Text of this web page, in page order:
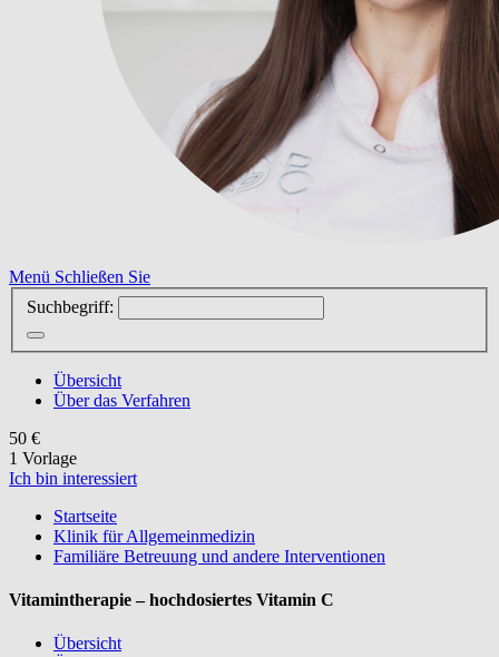
Menü Schließen Sie
Suchbegriff:
Übersicht
Über das Verfahren
50 €
1 Vorlage
Ich bin interessiert
Startseite
Klinik für Allgemeinmedizin
Familiäre Betreuung und andere Interventionen
Vitamintherapie – hochdosiertes Vitamin C
Übersicht